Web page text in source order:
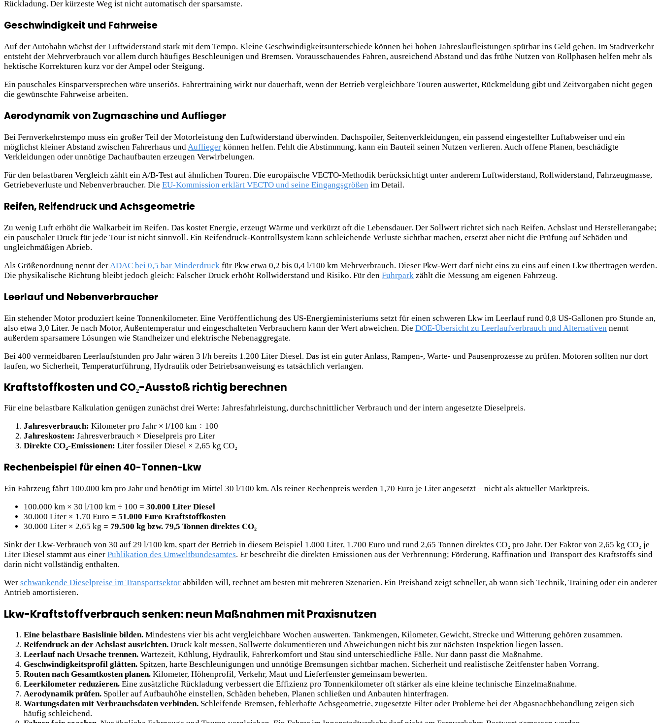
Rückladung. Der kürzeste Weg ist nicht automatisch der sparsamste.
Geschwindigkeit und Fahrweise
Auf der Autobahn wächst der Luftwiderstand stark mit dem Tempo. Kleine Geschwindigkeitsunterschiede können bei hohen Jahreslaufleistungen spürbar ins Geld gehen. Im Stadtverkehr
entsteht der Mehrverbrauch vor allem durch häufiges Beschleunigen und Bremsen. Vorausschauendes Fahren, ausreichend Abstand und das frühe Nutzen von Rollphasen helfen mehr als
hektische Korrekturen kurz vor der Ampel oder Steigung.
Ein pauschales Einsparversprechen wäre unseriös. Fahrertraining wirkt nur dauerhaft, wenn der Betrieb vergleichbare Touren auswertet, Rückmeldung gibt und Zeitvorgaben nicht gegen
die gewünschte Fahrweise arbeiten.
Aerodynamik von Zugmaschine und Auflieger
Bei Fernverkehrstempo muss ein großer Teil der Motorleistung den Luftwiderstand überwinden. Dachspoiler, Seitenverkleidungen, ein passend eingestellter Luftabweiser und ein
möglichst kleiner Abstand zwischen Fahrerhaus und Auflieger können helfen. Fehlt die Abstimmung, kann ein Bauteil seinen Nutzen verlieren. Auch offene Planen, beschädigte
Verkleidungen oder unnötige Dachaufbauten erzeugen Verwirbelungen.
Für den belastbaren Vergleich zählt ein A/B-Test auf ähnlichen Touren. Die europäische VECTO-Methodik berücksichtigt unter anderem Luftwiderstand, Rollwiderstand, Fahrzeugmasse,
Getriebeverluste und Nebenverbraucher. Die EU-Kommission erklärt VECTO und seine Eingangsgrößen im Detail.
Reifen, Reifendruck und Achsgeometrie
Zu wenig Luft erhöht die Walkarbeit im Reifen. Das kostet Energie, erzeugt Wärme und verkürzt oft die Lebensdauer. Der Sollwert richtet sich nach Reifen, Achslast und Herstellerangabe;
ein pauschaler Druck für jede Tour ist nicht sinnvoll. Ein Reifendruck-Kontrollsystem kann schleichende Verluste sichtbar machen, ersetzt aber nicht die Prüfung auf Schäden und
ungleichmäßigen Abrieb.
Als Größenordnung nennt der ADAC bei 0,5 bar Minderdruck für Pkw etwa 0,2 bis 0,4 l/100 km Mehrverbrauch. Dieser Pkw-Wert darf nicht eins zu eins auf einen Lkw übertragen werden.
Die physikalische Richtung bleibt jedoch gleich: Falscher Druck erhöht Rollwiderstand und Risiko. Für den Fuhrpark zählt die Messung am eigenen Fahrzeug.
Leerlauf und Nebenverbraucher
Ein stehender Motor produziert keine Tonnenkilometer. Eine Veröffentlichung des US-Energieministeriums setzt für einen schweren Lkw im Leerlauf rund 0,8 US-Gallonen pro Stunde an,
also etwa 3,0 Liter. Je nach Motor, Außentemperatur und eingeschalteten Verbrauchern kann der Wert abweichen. Die DOE-Übersicht zu Leerlaufverbrauch und Alternativen nennt
außerdem sparsamere Lösungen wie Standheizer und elektrische Nebenaggregate.
Bei 400 vermeidbaren Leerlaufstunden pro Jahr wären 3 l/h bereits 1.200 Liter Diesel. Das ist ein guter Anlass, Rampen-, Warte- und Pausenprozesse zu prüfen. Motoren sollten nur dort
laufen, wo Sicherheit, Temperaturführung, Hydraulik oder Betriebsanweisung es tatsächlich verlangen.
Kraftstoffkosten und CO₂-Ausstoß richtig berechnen
Für eine belastbare Kalkulation genügen zunächst drei Werte: Jahresfahrleistung, durchschnittlicher Verbrauch und der intern angesetzte Dieselpreis.
Jahresverbrauch: Kilometer pro Jahr × l/100 km ÷ 100
Jahreskosten: Jahresverbrauch × Dieselpreis pro Liter
Direkte CO₂-Emissionen: Liter fossiler Diesel × 2,65 kg CO₂
Rechenbeispiel für einen 40-Tonnen-Lkw
Ein Fahrzeug fährt 100.000 km pro Jahr und benötigt im Mittel 30 l/100 km. Als reiner Rechenpreis werden 1,70 Euro je Liter angesetzt – nicht als aktueller Marktpreis.
100.000 km × 30 l/100 km ÷ 100 = 30.000 Liter Diesel
30.000 Liter × 1,70 Euro = 51.000 Euro Kraftstoffkosten
30.000 Liter × 2,65 kg = 79.500 kg bzw. 79,5 Tonnen direktes CO₂
Sinkt der Lkw-Verbrauch von 30 auf 29 l/100 km, spart der Betrieb in diesem Beispiel 1.000 Liter, 1.700 Euro und rund 2,65 Tonnen direktes CO₂ pro Jahr. Der Faktor von 2,65 kg CO₂ je
Liter Diesel stammt aus einer Publikation des Umweltbundesamtes. Er beschreibt die direkten Emissionen aus der Verbrennung; Förderung, Raffination und Transport des Kraftstoffs sind
darin nicht vollständig enthalten.
Wer schwankende Dieselpreise im Transportsektor abbilden will, rechnet am besten mit mehreren Szenarien. Ein Preisband zeigt schneller, ab wann sich Technik, Training oder ein anderer
Antrieb amortisieren.
Lkw-Kraftstoffverbrauch senken: neun Maßnahmen mit Praxisnutzen
Eine belastbare Basislinie bilden. Mindestens vier bis acht vergleichbare Wochen auswerten. Tankmengen, Kilometer, Gewicht, Strecke und Witterung gehören zusammen.
Reifendruck an der Achslast ausrichten. Druck kalt messen, Sollwerte dokumentieren und Abweichungen nicht bis zur nächsten Inspektion liegen lassen.
Leerlauf nach Ursache trennen. Wartezeit, Kühlung, Hydraulik, Fahrerkomfort und Stau sind unterschiedliche Fälle. Nur dann passt die Maßnahme.
Geschwindigkeitsprofil glätten. Spitzen, harte Beschleunigungen und unnötige Bremsungen sichtbar machen. Sicherheit und realistische Zeitfenster haben Vorrang.
Routen nach Gesamtkosten planen. Kilometer, Höhenprofil, Verkehr, Maut und Lieferfenster gemeinsam bewerten.
Leerkilometer reduzieren. Eine zusätzliche Rückladung verbessert die Effizienz pro Tonnenkilometer oft stärker als eine kleine technische Einzelmaßnahme.
Aerodynamik prüfen. Spoiler auf Aufbauhöhe einstellen, Schäden beheben, Planen schließen und Anbauten hinterfragen.
Wartungsdaten mit Verbrauchsdaten verbinden. Schleifende Bremsen, fehlerhafte Achsgeometrie, zugesetzte Filter oder Probleme bei der Abgasnachbehandlung zeigen sich
häufig schleichend.